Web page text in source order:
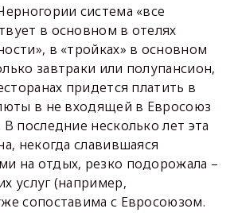
система «все
в основном в отелях
в «тройках» в основном
завтраки или полупансион,
придется платить в
в не входящей в Евросоюз
последние несколько лет эта
некогда славившаяся
на отдых, резко подорожала –
услуг (например,
сопоставима с Евросоюзом.